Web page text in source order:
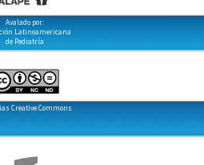
Avalado por:
Latinoamericana
de Pediatría
Creative Commons